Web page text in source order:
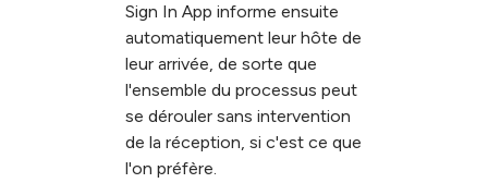
Sign In App informe ensuite
automatiquement leur hôte de
leur arrivée, de sorte que
l'ensemble du processus peut
se dérouler sans intervention
de la réception, si c'est ce que
l'on préfère.